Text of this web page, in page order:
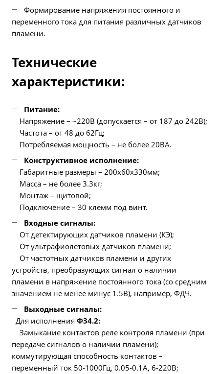
Формирование напряжения постоянного и
переменного тока для питания различных датчиков
пламени.
Технические
характеристики:
Питание:
Напряжение – ~220В (допускается – от 187 до 242B);
Частота – от 48 до 62Гц;
Потребляемая мощность – не более 20ВА.
Конструктивное исполнение:
Габаритные размеры – 200х60х330мм;
Масса – не более 3.3кг;
Монтаж – щитовой;
Подключение – 30 клемм под винт.
Входные сигналы:
От детектирующих датчиков пламени (КЭ);
От ультрафиолетовых датчиков пламени;
От частотных датчиков пламени и других
устройств, преобразующих сигнал о наличии
пламени в напряжение постоянного тока (со средним
значением не менее минус 1.5В), например, ФДЧ.
Выходные сигналы:
Для исполнения Ф34.2:
Замыкание контактов реле контроля пламени (при
передаче сигналов о наличии пламени);
коммутирующая способность контактов –
переменный ток 50-1000Гц, 0.05-0.1А, 6-220В;